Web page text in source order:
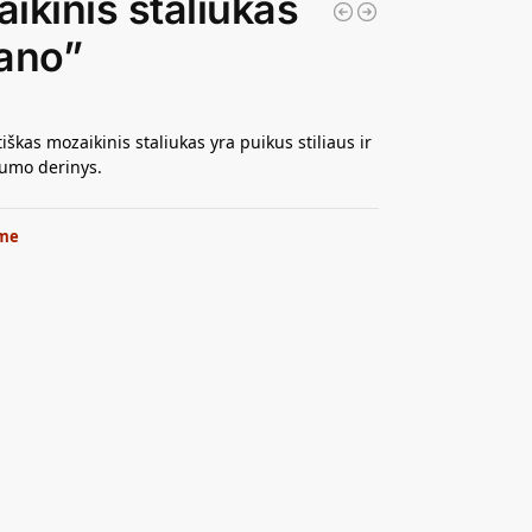
mozaikinis staliukas yra puikus stiliaus ir
derinys.